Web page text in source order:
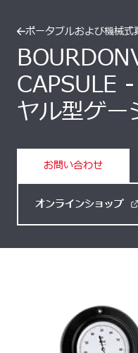
ポータブルおよび機械式
CAPSULE
ヤル型ゲー
お問い合わせ
オンラインショップ